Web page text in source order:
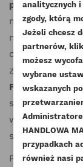
DODAJ
UTWÓRZ
NAZWA
Musisz być
swojej liście
panewek
modeli i serii
nadmiarowych.
obejmującej
zaspokoić
Panewki główne
standardowej,
wersji
specyficznych
Produkty
analitycznych
zgody, którą
Jeżeli chcesz
partnerów,
możesz
wybrane
wskazanych
HANDLOWA
przypadkach
również nasi